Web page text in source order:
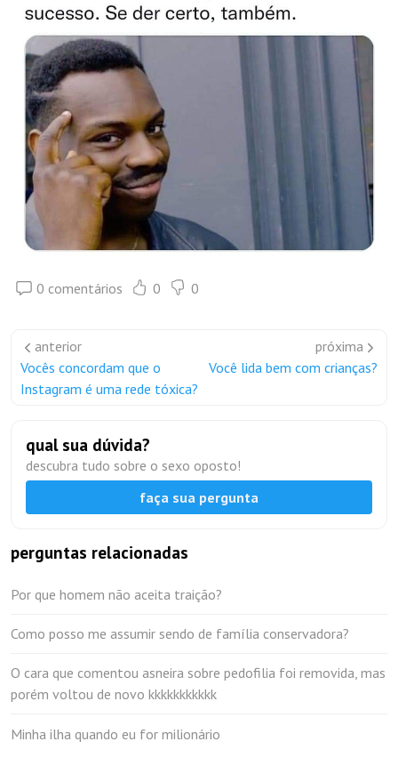
0 comentários 0 0
anterior
Vocês concordam que o
Instagram é uma rede tóxica?
próxima
Você lida bem com crianças?
qual sua dúvida?
descubra tudo sobre o sexo oposto!
faça sua pergunta
perguntas relacionadas
Por que homem não aceita traição?
Como posso me assumir sendo de família conservadora?
O cara que comentou asneira sobre pedofilia foi removida, mas
porém voltou de novo kkkkkkkkkkk
Minha ilha quando eu for milionário